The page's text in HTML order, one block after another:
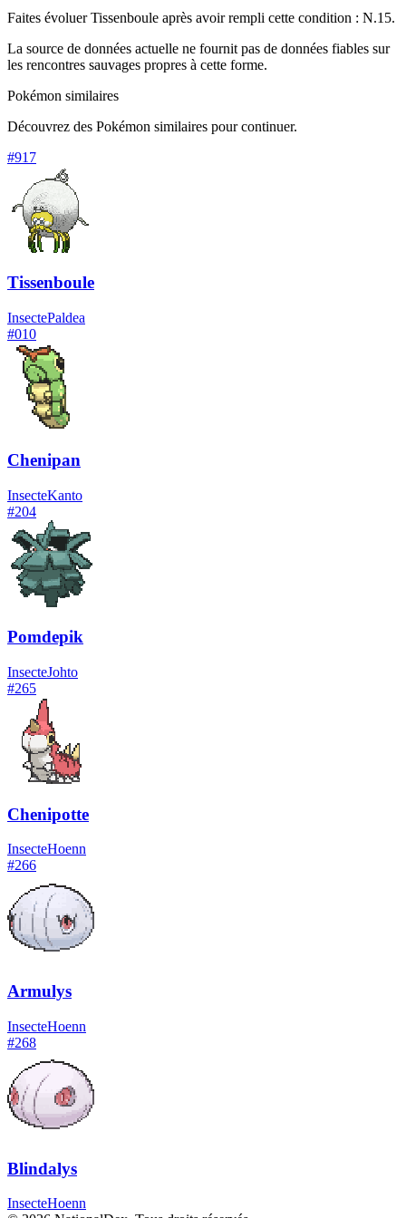
Faites évoluer Tissenboule après avoir rempli cette condition : N.15.
La source de données actuelle ne fournit pas de données fiables sur
les rencontres sauvages propres à cette forme.
Pokémon similaires
Découvrez des Pokémon similaires pour continuer.
#917
Tissenboule
InsectePaldea
#010
Chenipan
InsecteKanto
#204
Pomdepik
InsecteJohto
#265
Chenipotte
InsecteHoenn
#266
Armulys
InsecteHoenn
#268
Blindalys
InsecteHoenn